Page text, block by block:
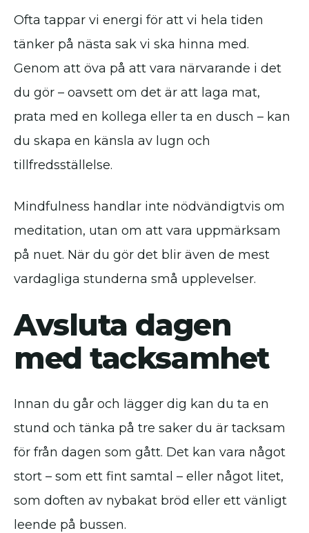
Ofta tappar vi energi för att vi hela tiden
tänker på nästa sak vi ska hinna med.
Genom att öva på att vara närvarande i det
du gör – oavsett om det är att laga mat,
prata med en kollega eller ta en dusch – kan
du skapa en känsla av lugn och
tillfredsställelse.
Mindfulness handlar inte nödvändigtvis om
meditation, utan om att vara uppmärksam
på nuet. När du gör det blir även de mest
vardagliga stunderna små upplevelser.
Avsluta dagen
med tacksamhet
Innan du går och lägger dig kan du ta en
stund och tänka på tre saker du är tacksam
för från dagen som gått. Det kan vara något
stort – som ett fint samtal – eller något litet,
som doften av nybakat bröd eller ett vänligt
leende på bussen.